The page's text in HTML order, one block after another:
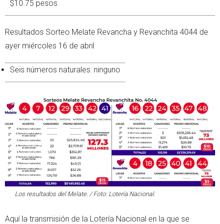
$10.75 pesos
Resultados Sorteo Melate Revancha y Revanchita 4044 de
ayer miércoles 16 de abril
Seis números naturales: ninguno
Los resultados del Melate. / Foto: Lotería Nacional.
Aquí la transmisión de la Lotería Nacional en la que se